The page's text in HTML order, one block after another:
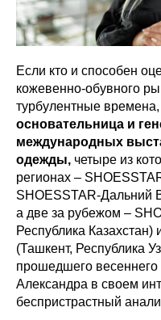
Если кто и способен
кожевенно-обувного
турбулентные времена,
основательница и
международных
одежды, четыре из
регионах –
SHOESSTAR-Дальний
а две за рубежом –
Республика
(Ташкент, Республика
прошедшего весеннего
Александра в своем
беспристрастный